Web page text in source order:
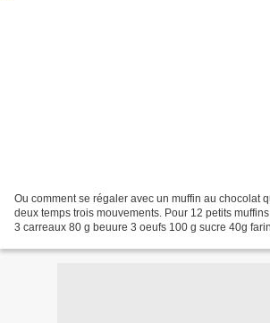
Ou comment se régaler avec un muffin au chocolat
deux temps trois mouvements. Pour 12 petits
3 carreaux 80 g beuure 3 oeufs 100 g sucre 40g